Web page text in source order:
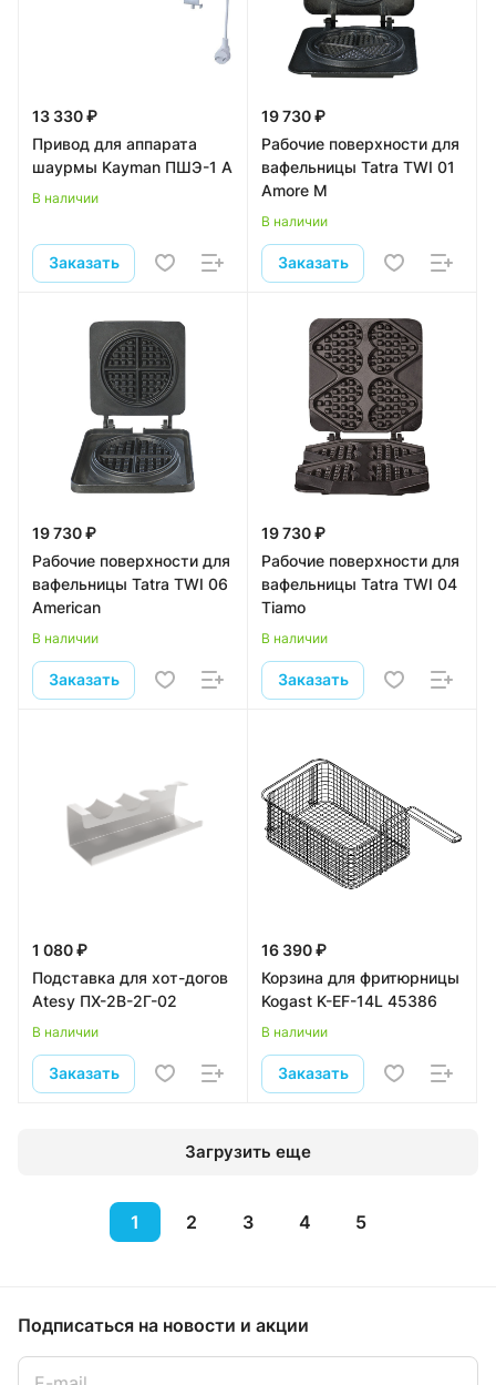
13 330 ₽
Привод для аппарата
шаурмы Kayman ПШЭ-1 А
В наличии
Заказать
19 730 ₽
Рабочие поверхности для
вафельницы Tatra TWI 01
Amore M
В наличии
Заказать
19 730 ₽
Рабочие поверхности для
вафельницы Tatra TWI 06
American
В наличии
Заказать
19 730 ₽
Рабочие поверхности для
вафельницы Tatra TWI 04
Tiamo
В наличии
Заказать
1 080 ₽
Подставка для хот-догов
Atesy ПХ-2В-2Г-02
В наличии
Заказать
16 390 ₽
Корзина для фритюрницы
Kogast K-EF-14L 45386
В наличии
Заказать
Загрузить еще
1 2 3 4 5
Подписаться на новости и акции